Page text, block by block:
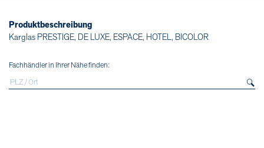
Produktbeschreibung
Karglas PRESTIGE, DE LUXE, ESPACE, HOTEL, BICOLOR
Fachhändler in Ihrer Nähe finden: